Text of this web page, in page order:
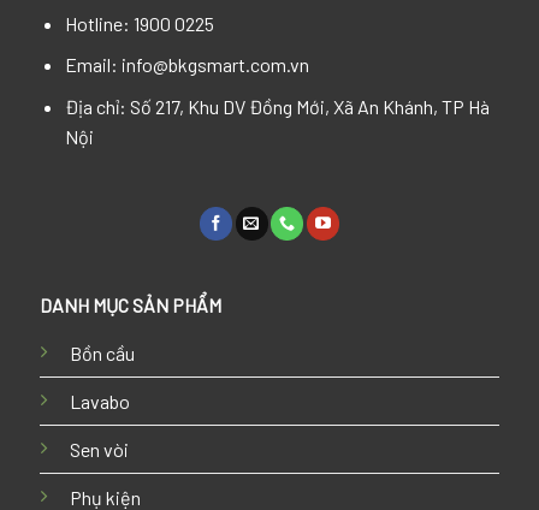
Hotline: 1900 0225
Email: info@bkgsmart.com.vn
Địa chỉ: Số 217, Khu DV Đồng Mới, Xã An Khánh, TP Hà
Nội
DANH MỤC SẢN PHẨM
Bồn cầu
Lavabo
Sen vòi
Phụ kiện